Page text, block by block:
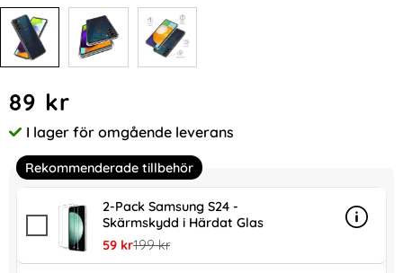
pris
89 kr
Tillgänglighet:
I lager för omgående leverans
Rekommenderade tillbehör
2-Pack Samsung S24 -
Skärmskydd i Härdat Glas
rea pris
59 krtidigare pris
199 kr
Info
mer